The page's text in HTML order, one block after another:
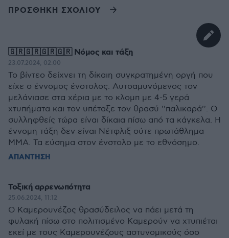
ΠΡΟΣΘΗΚΗ ΣΧΟΛΙΟΥ
🇬🇷🇬🇷🇬🇷🇬🇷 Νόμος και τάξη
23.07.2024, 02:00
Το βίντεο δείχνει τη δίκαιη συγκρατημένη οργή που
είχε o έννομος ένστολος. Αυτοαμυνόμενος τον
μελάνιασε στα χέρια με το κλομπ με 4-5 γερά
χτυπήματα και τον υπέταξε τον θρασύ ''παλικαρά''. Ο
συλληφθείς τώρα είναι δίκαια πίσω από τα κάγκελα. Η
έννομη τάξη δεν είναι Νέτφλιξ ούτε πρωτάθλημα
ΜΜΑ. Τα εύσημα στον ένστολο με το εθνόσημο.
ΑΠΑΝΤΗΣΗ
Toξική αρρενωπότητα
25.06.2024, 11:12
Ο Καμερουνέζος θρασύδειλος να πάει μετά τη
φυλακή πίσω στο πολιτισμένο Καμερούν να χτυπιέται
εκεί με τους Καμερουνέζους αστυνομικούς όσο